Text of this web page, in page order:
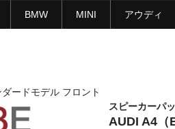
BMW MINI アウディ
ードモデル フロント
スピーカーパ
AUDI A4（